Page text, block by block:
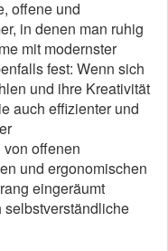
offene und
in denen man ruhig
mit modernster
fest: Wenn sich
und ihre Kreativität
auch effizienter und
offenen
und ergonomischen
eingeräumt